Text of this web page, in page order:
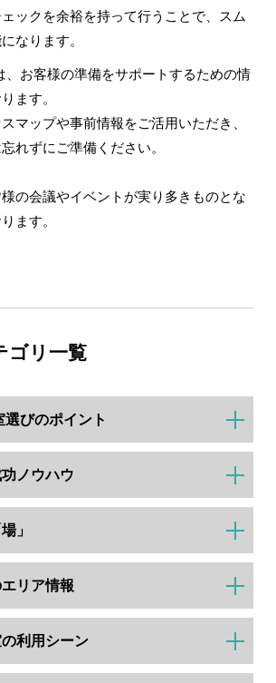
ックを余裕を持って行うことで、スム
なります。
、お客様の準備をサポートするための情
ます。
マップや事前情報をご活用いただき、
れずにご準備ください。
の会議やイベントが実り多きものとな
ます。
ゴリ一覧
選びのポイント
ノウハウ
」
リア情報
利用シーン